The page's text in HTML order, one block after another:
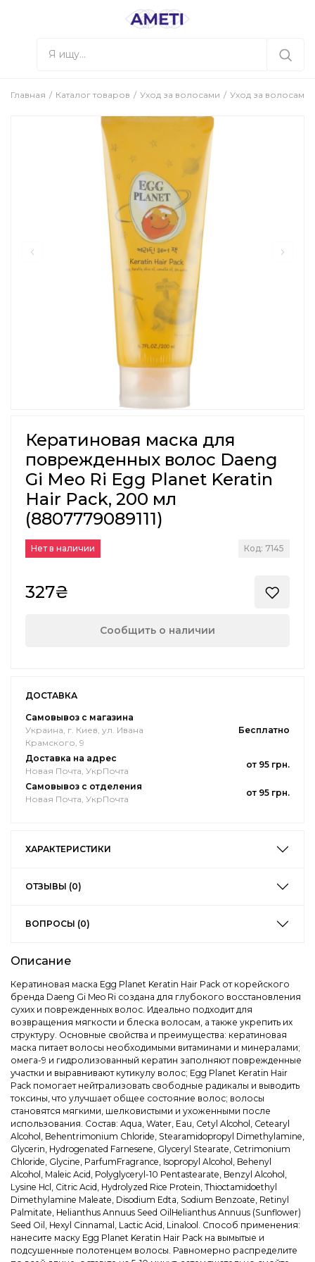
Главная Каталог товаров Уход за волосами Уход за волосами
Кератиновая маска для
поврежденных волос Daeng
Gi Meo Ri Egg Planet Keratin
Hair Pack, 200 мл
(8807779089111)
Нет в наличии Код: 7145
327₴
Сообщить о наличии
ДОСТАВКА
Самовывоз с магазина
Украина, г. Киев, ул. Ивана
Крамского, 9
Бесплатно
Доставка на адрес
Новая Почта, УкрПочта
от 95 грн.
Самовывоз с отделения
Новая Почта, УкрПочта
от 95 грн.
ХАРАКТЕРИСТИКИ
ОТЗЫВЫ (0)
ВОПРОСЫ (0)
Описание
Кератиновая маска Egg Planet Keratin Hair Pack от корейского
бренда Daeng Gi Meo Ri создана для глубокого восстановления
сухих и поврежденных волос. Идеально подходит для
возвращения мягкости и блеска волосам, а также укрепить их
структуру. Основные свойства и преимущества: кератиновая
маска питает волосы необходимыми витаминами и минералами;
омега-9 и гидролизованный кератин заполняют поврежденные
участки и выравнивают кутикулу волос; Egg Planet Keratin Hair
Pack помогает нейтрализовать свободные радикалы и выводить
токсины, что улучшает общее состояние волос; волосы
становятся мягкими, шелковистыми и ухоженными после
использования. Состав: Aqua, Water, Eau, Cetyl Alcohol, Cetearyl
Alcohol, Behentrimonium Chloride, Stearamidopropyl Dimethylamine,
Glycerin, Hydrogenated Farnesene, Glyceryl Stearate, Cetrimonium
Chloride, Glycine, ParfumFragrance, Isopropyl Alcohol, Behenyl
Alcohol, Maleic Acid, Polyglyceryl-10 Pentastearate, Benzyl Alcohol,
Lysine Hcl, Citric Acid, Hydrolyzed Rice Protein, Thioctamidoethyl
Dimethylamine Maleate, Disodium Edta, Sodium Benzoate, Retinyl
Palmitate, Helianthus Annuus Seed OilHelianthus Annuus (Sunflower)
Seed Oil, Hexyl Cinnamal, Lactic Acid, Linalool. Способ применения:
нанесите маску Egg Planet Keratin Hair Pack на вымытые и
подсушенные полотенцем волосы. Равномерно распределите